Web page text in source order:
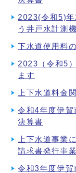
2023(令和5)年
う井戸水計測
下水道使用料
2023（令和5
ます
上下水道料金
令和4年度伊賀
決算書
上下水道事業
請求書発行事
令和3年度伊賀